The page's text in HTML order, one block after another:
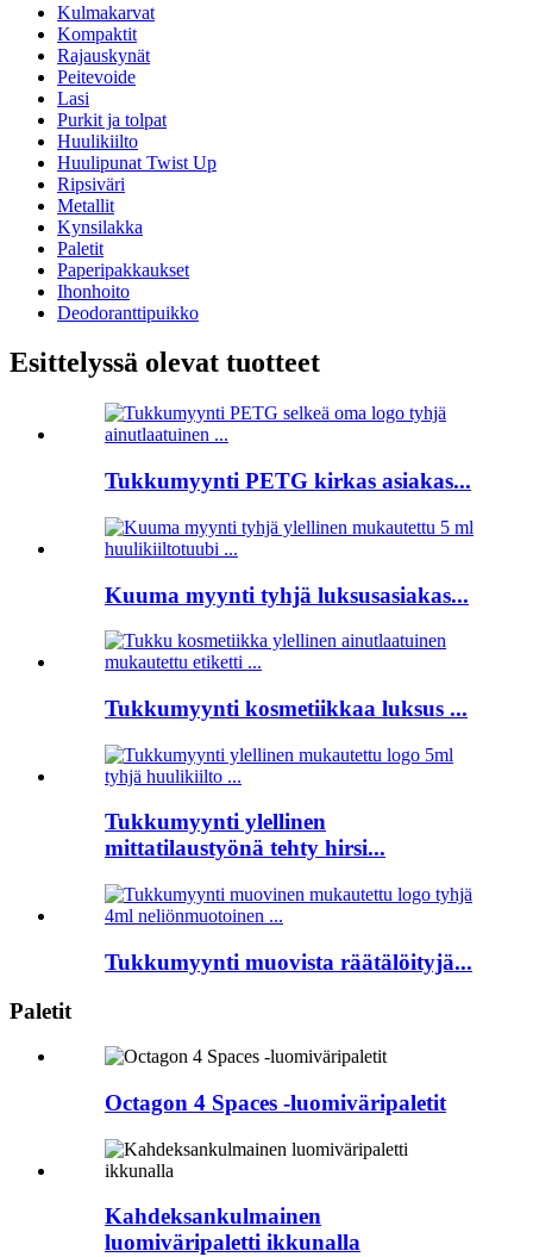
Kulmakarvat
Kompaktit
Rajauskynät
Peitevoide
Lasi
Purkit ja tolpat
Huulikiilto
Huulipunat Twist Up
Ripsiväri
Metallit
Kynsilakka
Paletit
Paperipakkaukset
Ihonhoito
Deodoranttipuikko
Esittelyssä olevat tuotteet
Tukkumyynti PETG kirkas asiakas...
Kuuma myynti tyhjä luksusasiakas...
Tukkumyynti kosmetiikkaa luksus ...
Tukkumyynti ylellinen
mittatilaustyönä tehty hirsi...
Tukkumyynti muovista räätälöityjä...
Paletit
Octagon 4 Spaces -luomiväripaletit
Kahdeksankulmainen
luomiväripaletti ikkunalla